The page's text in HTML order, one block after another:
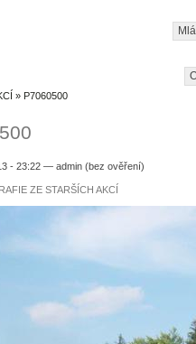
» P7060500
- 23:22 — admin (bez ověření)
ZE STARŠÍCH AKCÍ